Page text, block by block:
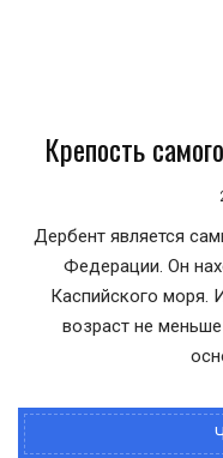
Крепость
Дербент является
Федерации. Он
Каспийского моря.
возраст не